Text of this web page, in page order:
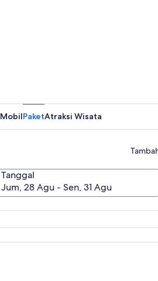
MobilPaketAtraksi Wisata
Tanggal
Jum, 28 Agu - Sen, 31 Agu